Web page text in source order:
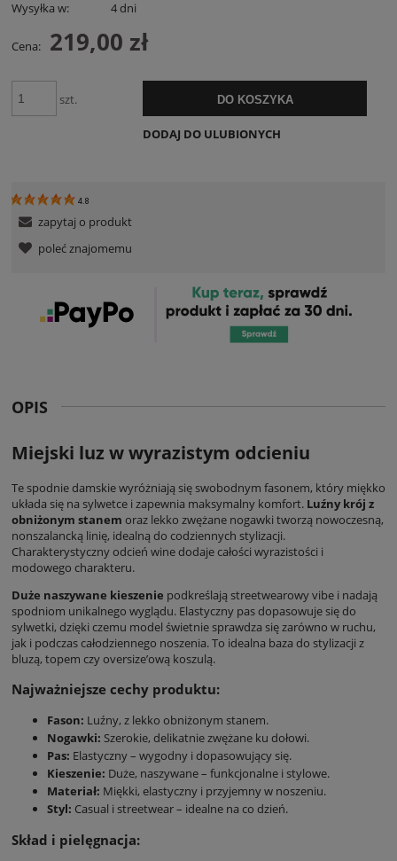
Wysyłka w:
4 dni
Cena: 219,00 zł
szt. DO KOSZYKA
DODAJ DO ULUBIONYCH
4.8
zapytaj o produkt
poleć znajomemu
OPIS
Miejski luz w wyrazistym odcieniu
Tespodnie damskiewyróżniają się swobodnym fasonem, który miękko
układa się na sylwetce i zapewnia maksymalny komfort. Luźny krój z
obniżonym stanem oraz lekko zwężane nogawki tworzą nowoczesną,
nonszalancką linię, idealną do codziennych stylizacji.
Charakterystyczny odcień wine dodaje całości wyrazistości i
modowego charakteru.
Duże naszywane kieszenie podkreślają streetwearowy vibe i nadają
spodniom unikalnego wyglądu. Elastyczny pas dopasowuje się do
sylwetki, dzięki czemu model świetnie sprawdza się zarówno w ruchu,
jak i podczas całodziennego noszenia. To idealna baza do stylizacji z
bluzą, topem czy oversize’ową koszulą.
Najważniejsze cechy produktu:
Fason: Luźny, z lekko obniżonym stanem.
Nogawki: Szerokie, delikatnie zwężane ku dołowi.
Pas: Elastyczny – wygodny i dopasowujący się.
Kieszenie: Duże, naszywane – funkcjonalne i stylowe.
Materiał: Miękki, elastyczny i przyjemny w noszeniu.
Styl: Casual i streetwear – idealne na co dzień.
Skład i pielęgnacja: